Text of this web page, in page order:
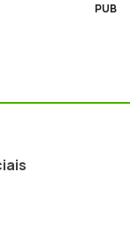
PUB